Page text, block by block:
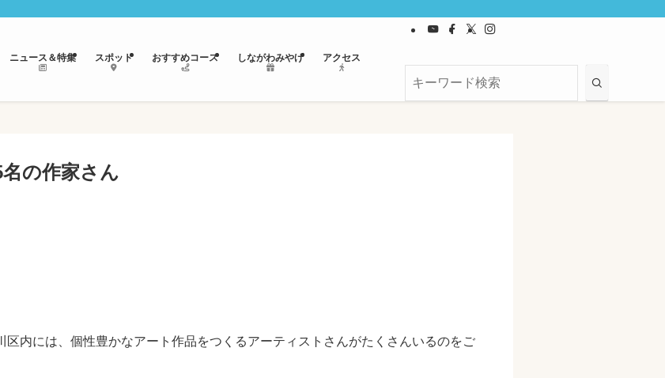
ニュース＆特集 スポット おすすめコース しながわみやげ アクセス
の作家さん
内には、個性豊かなアート作品をつくるアーティストさんがたくさんいるのをご